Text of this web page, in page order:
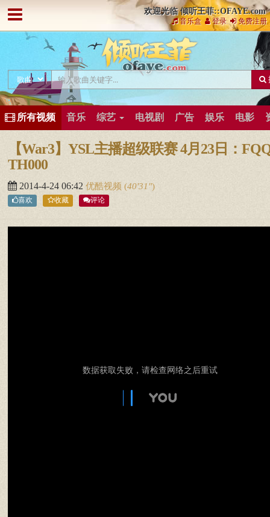
欢迎光临 倾听王菲::OFAYE.com
音乐盒 登录 免费注册
所有视频 音乐 综艺 电视剧 广告 娱乐 电影
【War3】YSL主播超级联赛 4月23日：
TH000
2014-4-24 06:42 优酷视频 (40′31″)
喜欢 收藏 评论
数据获取失败，请检查网络之后重试